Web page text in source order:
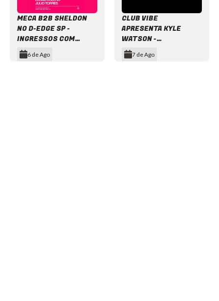
MECA B2B SHELDON
NO D-EDGE SP -
INGRESSOS COM
DESCONTO
6 de Ago
CLUB VIBE
APRESENTA KYLE
WATSON -
INGRESSOS COM
DESCONTO
7 de Ago